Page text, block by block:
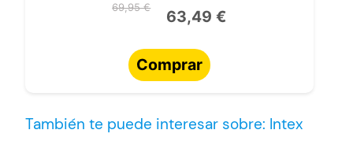
69,95 € 63,49 €
Comprar
También te puede interesar sobre: Intex